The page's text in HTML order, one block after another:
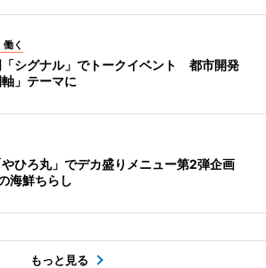
く
「シグナル」でトークイベント 都市開発
軸」テーマに
やひろ丸」でデカ盛りメニュー第2弾企画
海鮮ちらし
もっと見る